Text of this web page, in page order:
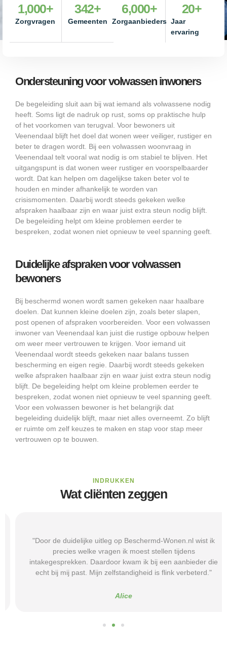
Zorgvragen
1,000+
Gemeenten
342+
Zorgaanbieders
6,000+
Jaar
ervaring
20+
Ondersteuning voor volwassen inwoners
De begeleiding sluit aan bij wat iemand als volwassene nodig
heeft. Soms ligt de nadruk op rust, soms op praktische hulp
of het voorkomen van terugval. Voor bewoners uit
Veenendaal blijft het doel dat wonen weer veiliger, rustiger en
beter te dragen wordt. Bij een volwassen woonvraag in
Veenendaal telt vooral wat nodig is om stabiel te blijven. Het
uitgangspunt is dat wonen weer rustiger en voorspelbaarder
wordt. Dat kan helpen om dagelijkse taken beter vol te
houden en minder afhankelijk te worden van
crisismomenten. Daarbij wordt steeds gekeken welke
afspraken haalbaar zijn en waar juist extra steun nodig blijft.
De begeleiding helpt om kleine problemen eerder te
bespreken, zodat wonen niet opnieuw te veel spanning geeft.
Duidelijke afspraken voor volwassen
bewoners
Bij beschermd wonen wordt samen gekeken naar haalbare
doelen. Dat kunnen kleine doelen zijn, zoals beter slapen,
post openen of afspraken voorbereiden. Voor een volwassen
inwoner van Veenendaal kan juist die rustige opbouw helpen
om weer meer vertrouwen te krijgen. Voor iemand uit
Veenendaal wordt steeds gekeken naar balans tussen
bescherming en eigen regie. Daarbij wordt steeds gekeken
welke afspraken haalbaar zijn en waar juist extra steun nodig
blijft. De begeleiding helpt om kleine problemen eerder te
bespreken, zodat wonen niet opnieuw te veel spanning geeft.
Voor een volwassen bewoner is het belangrijk dat
begeleiding duidelijk blijft, maar niet alles overneemt. Zo blijft
er ruimte om zelf keuzes te maken en stap voor stap meer
vertrouwen op te bouwen.
INDRUKKEN
Wat cliënten zeggen
"Door de duidelijke uitleg op Beschermd-Wonen.nl wist ik
precies welke vragen ik moest stellen tijdens
intakegesprekken. Daardoor kwam ik bij een aanbieder die
echt bij mij past. Mijn zelfstandigheid is flink verbeterd."
Alice